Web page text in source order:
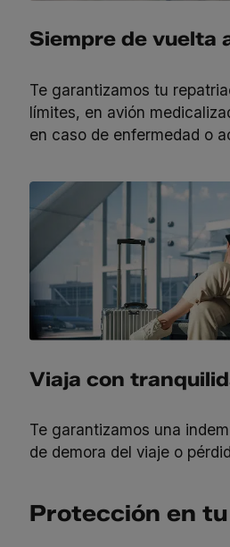
Siempre de vuelta
Te garantizamos tu
límites, en avión
en caso de enfermedad o
Viaja con
Te garantizamos una
de demora del viaje o
Protección en